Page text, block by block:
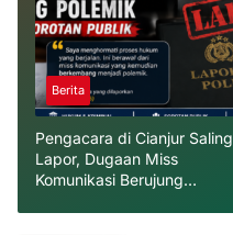
Berita
Pengacara di Cianjur Saling
Lapor, Dugaan Miss
Komunikasi Berujung